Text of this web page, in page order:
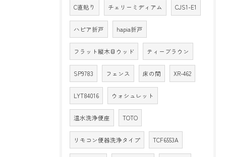
C直貼り チェリーミディアム CJS1-E1
ハピア折戸 hapia折戸
フラット縦木目ウッド ティーブラウン
SP9783 フェンス 床の間 XR-462
LYT84016 ウォシュレット
温水洗浄便座 TOTO
リモコン便器洗浄タイプ TCF6553A